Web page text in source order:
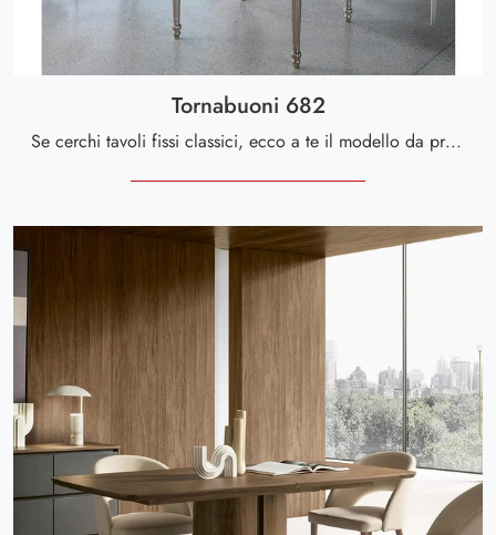
Tornabuoni 682
Se cerchi tavoli fissi classici, ecco a te il modello da pranzo in marmo Tornabuoni 682 della firma Andrea Fanfani.